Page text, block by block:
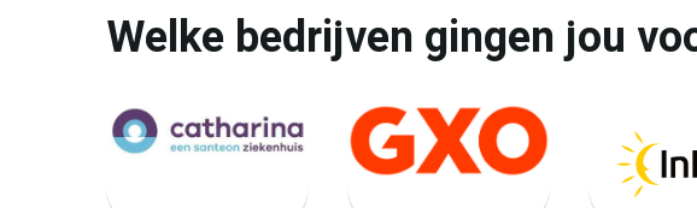
Welke bedrijven gingen jou